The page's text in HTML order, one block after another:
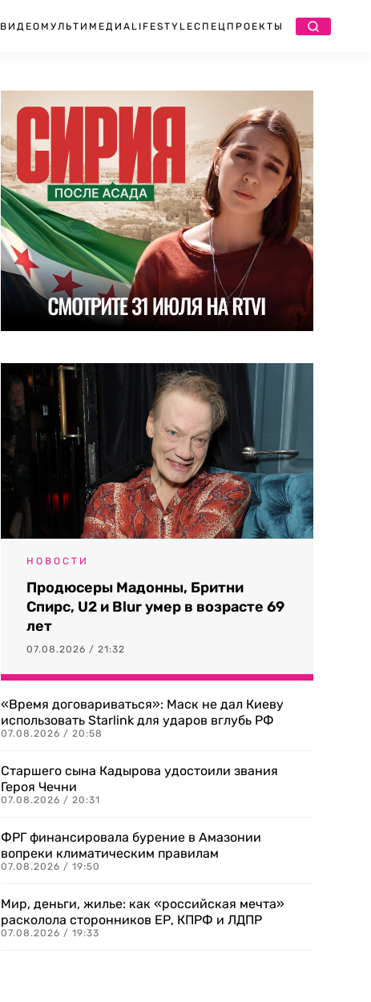
ВИДЕО МУЛЬТИМЕДИА LIFESTYLEСПЕЦПРОЕКТЫ
НОВОСТИ
Продюсеры Мадонны, Бритни
Спирс, U2 и Blur умер в возрасте 69
лет
07.08.2026 / 21:32
«Время договариваться»: Маск не дал Киеву
использовать Starlink для ударов вглубь РФ
07.08.2026 / 20:58
Старшего сына Кадырова удостоили звания
Героя Чечни
07.08.2026 / 20:31
ФРГ финансировала бурение в Амазонии
вопреки климатическим правилам
07.08.2026 / 19:50
Мир, деньги, жилье: как «российская мечта»
расколола сторонников ЕР, КПРФ и ЛДПР
07.08.2026 / 19:33